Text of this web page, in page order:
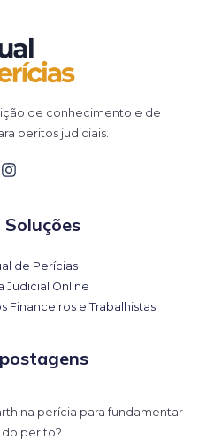
de conhecimento e de
peritos judiciais.
Soluções
de Perícias
Judicial Online
Financeiros e Trabalhistas
na perícia para fundamentar
do perito?